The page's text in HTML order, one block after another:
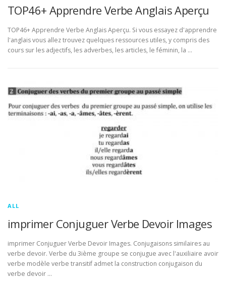
TOP46+ Apprendre Verbe Anglais Aperçu
TOP46+ Apprendre Verbe Anglais Aperçu. Si vous essayez d'apprendre
l'anglais vous allez trouvez quelques ressources utiles, y compris des
cours sur les adjectifs, les adverbes, les articles, le féminin, la …
ALL
imprimer Conjuguer Verbe Devoir Images
imprimer Conjuguer Verbe Devoir Images. Conjugaisons similaires au
verbe devoir. Verbe du 3ième groupe se conjugue avec l'auxiliaire avoir
verbe modèle verbe transitif admet la construction conjugaison du
verbe devoir …